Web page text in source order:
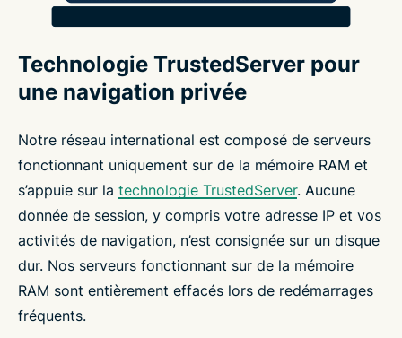
Technologie TrustedServer pour
une navigation privée
Notre réseau international est composé de serveurs
fonctionnant uniquement sur de la mémoire RAM et
s’appuie sur la technologie TrustedServer. Aucune
donnée de session, y compris votre adresse IP et vos
activités de navigation, n’est consignée sur un disque
dur. Nos serveurs fonctionnant sur de la mémoire
RAM sont entièrement effacés lors de redémarrages
fréquents.